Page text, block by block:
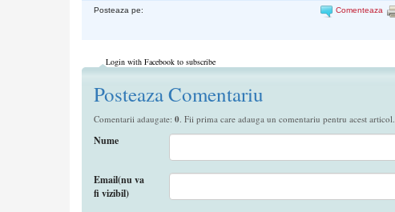
Posteaza pe: Comenteaza
Login with Facebook to subscribe
Posteaza Comentariu
Comentarii adaugate: 0. Fii prima care adauga un comentariu pentru acest articol.
Nume
Email(nu va
fi vizibil)